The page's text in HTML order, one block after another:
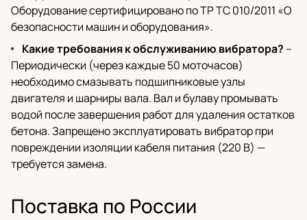
Оборудование сертифицировано по ТР ТС 010/2011 «О
безопасности машин и оборудования».
Какие требования к обслуживанию вибратора? –
Периодически (через каждые 50 моточасов)
необходимо смазывать подшипниковые узлы
двигателя и шарниры вала. Вал и булаву промывать
водой после завершения работ для удаления остатков
бетона. Запрещено эксплуатировать вибратор при
повреждении изоляции кабеля питания (220 В) —
требуется замена.
Поставка по России